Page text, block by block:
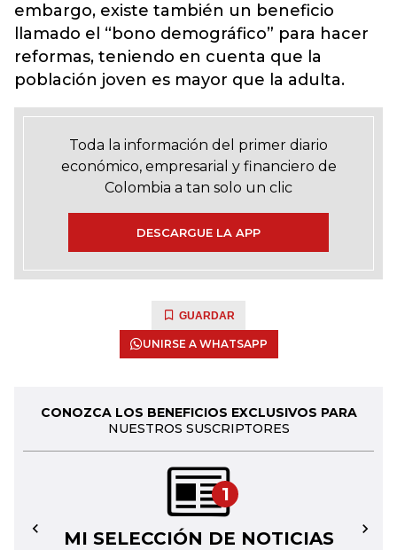
embargo, existe también un beneficio
llamado el “bono demográfico” para hacer
reformas, teniendo en cuenta que la
población joven es mayor que la adulta.
Toda la información del primer diario
económico, empresarial y financiero de
Colombia a tan solo un clic
DESCARGUE LA APP
GUARDAR
UNIRSE A WHATSAPP
CONOZCA LOS BENEFICIOS EXCLUSIVOS PARA
NUESTROS SUSCRIPTORES
1
MI SELECCIÓN DE NOTICIAS
← →